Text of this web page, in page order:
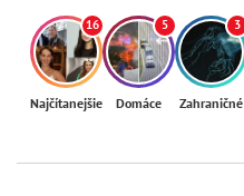
16
Najčítanejšie
5
Domáce
3
Zahraničné